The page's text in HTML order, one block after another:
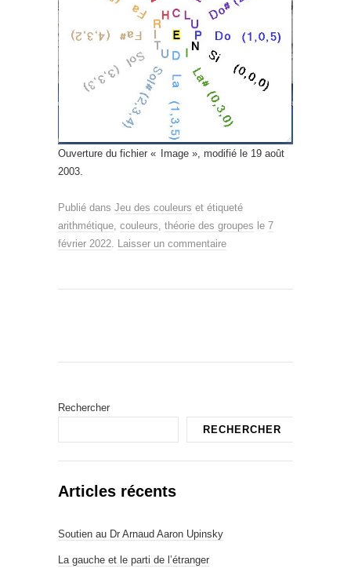
Ouverture du fichier « Image », modifié le 19 août
2003.
Publié dans Jeu des couleurs et étiqueté
arithmétique, couleurs, théorie des groupes le 7
février 2022. Laisser un commentaire
Rechercher
RECHERCHER
Articles récents
Soutien au Dr Arnaud Aaron Upinsky
La gauche et le parti de l’étranger